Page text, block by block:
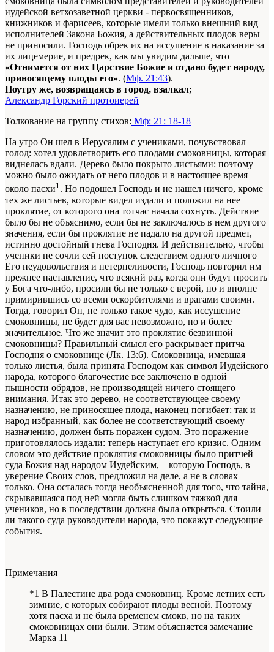
иудейской ветхозаветной церкви - первосвященников,
книжников и фарисеев, которые имели только внешний вид
исполнителей Закона Божия, а действительных плодов веры
не приносили. Господь обрек их на иссушение в наказание за
их лицемерие, и предрек, как мы увидим дальше, что
«Отнимется от них Царствие Божие и отдано будет народу,
приносящему плоды его». (Мф. 21:43).
Поутру же, возвращаясь в город, взалкал;
Александр Горский протоиерей
Толкование на группу стихов: Мф: 21: 18-18
На утро Он шел в Иерусалим с учениками, почувствовал
голод: хотел удовлетворить его плодами смоковницы, которая
виднелась вдали. Дерево было покрыто листьями: поэтому
можно было ожидать от него плодов и в настоящее время
около пасхи1. Но подошел Господь и не нашел ничего, кроме
тех же листьев, которые видел издали и положил на нее
проклятие, от которого она тотчас начала сохнуть. Действие
было бы не объяснимо, если бы не заключалось в нем другого
значения, если бы проклятие не падало на другой предмет,
истинно достойный гнева Господня. И действительно, чтобы
ученики не сочли сей поступок следствием одного личного
Его неудовольствия и нетерпеливости, Господь повторил им
прежнее наставление, что всякий раз, когда они будут просить
у Бога что-либо, просили бы не только с верой, но и вполне
примирившись со всеми оскорбителями и врагами своими.
Тогда, говорил Он, не только такое чудо, как иссушение
смоковницы, не будет для вас невозможно, но и более
значительное. Что же значит это проклятие безвинной
смоковницы? Правильный смысл его раскрывает притча
Господня о смоковнице (Лк. 13:6). Смоковница, имевшая
только листья, была принята Господом как символ Иудейского
народа, которого благочестие все заключено в одной
пышности обрядов, не производящей ничего стоящего
внимания. Итак это дерево, не соответствующее своему
назначению, не приносящее плода, наконец погибает: так и
народ избранный, как более не соответствующий своему
назначению, должен быть поражен судом. Это поражение
приготовлялось издали: теперь наступает его кризис. Одним
словом это действие проклятия смоковницы было притчей
суда Божия над народом Иудейским, – которую Господь, в
уверение Своих слов, предложил на деле, а не в словах
только. Она осталась тогда необъясненной для того, что тайна,
скрывавшаяся под ней могла быть слишком тяжкой для
учеников, но в последствии должна была открыться. Стоили
ли такого суда руководители народа, это покажут следующие
события.
Примечания
*1 В Палестине два рода смоковниц. Кроме летних есть
зимние, с которых собирают плоды весной. Поэтому
хотя пасха и не была временем смокв, но на таких
смоковницах они были. Этим объясняется замечание
Марка 11